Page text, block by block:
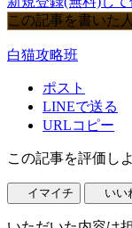
この記事を書いた人
白猫攻略班
ポスト
LINEで送る
URLコピー
この記事を評価し
イマイチ いい